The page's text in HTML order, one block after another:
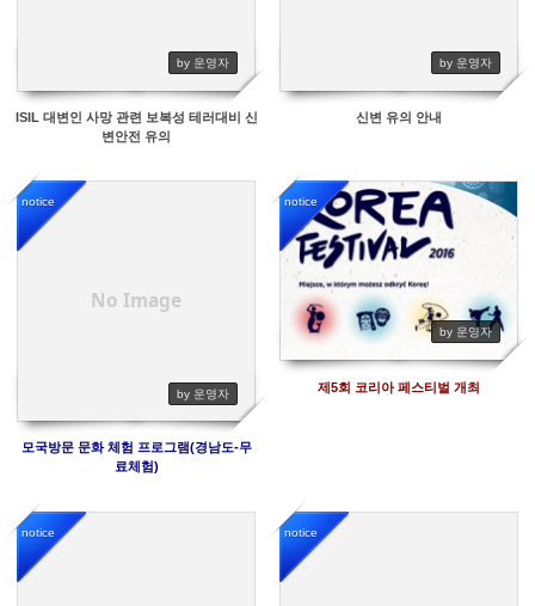
by 운영자
ISIL 대변인 사망 관련 보복성 테러대비 신
변안전 유의
by 운영자
신변 유의 안내
No Image
notice
by 운영자
모국방문 문화 체험 프로그램(경남도-무
료체험)
notice
by 운영자
5850
제5회 코리아 페스티벌 개최
notice notice